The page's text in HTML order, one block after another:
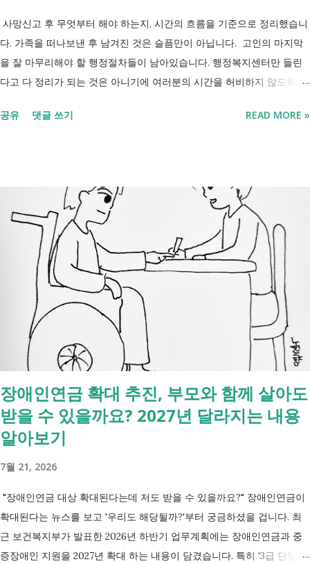
사망신고 후 무엇부터 해야 하는지, 시간의 흐름을 기준으로 정리했습니
다. 가족을 떠나보낸 후 남겨진 것은 슬픔만이 아닙니다. 고인의 마지막
을 잘 마무리해야 할 행정절차들이 남아있습니다. 행정복지센터만 들린
다고 다 정리가 되는 것은 아니기에 여러분의 시간을 허비하지 않도록 정
처리까지 이 흐름만 따라가시면 됩니다. 장례 후 행정 절차 타임라인 장
모든 절차를 대신 처리해주지는 않습니다. 행정복지센터에서는 - 금융재
산, 부동산, 세금, 연금 등 '조회' 신청할 수 있습니다. 나머지는 직접 해야
합니다. - 상속포기 또는 한정승인 법원 - 상속세, 취득세 신고 세무서, 시
군구청 - 예금 인출, 보험금 청구 은행, 보험사 사망신고 당일에 끝낼 수
있는 건 '신청까지', 처리는 2주 후 부터입니다. [조회되는 것 vs 안되는
것] 구분 조회 가능 조회 불가 금융 은행, 보험, 증권 사금융, 개인 간 거래
세금 국세, 지방세 - 자산 부동산, 자동차 해외 자산, 현금 기타 연금 사업
상 채무, 구독 [함께보면 좋은 링크] - 부모님 사망 후 ...
공유 댓글 쓰기 READ MORE »
장애인연금 확대 추진, 부모와 함께 살아도
받을 수 있을까요? 2027년 달라지는 내용
알아보기
7월 21, 2026
"장애인연금 대상 확대된다는데 저도 받을 수 있을까요?" 장애인연금이
확대된다는 뉴스를 보고 '우리도 해당될까?'부터 궁금하셨을 겁니다. 최
근 보건복지부가 발표한 2026년 하반기 업무계획에는 장애인연금과 중
증장애인 지원을 2027년 확대 하는 내용이 담겼습니다. 특히 '3급 단일장